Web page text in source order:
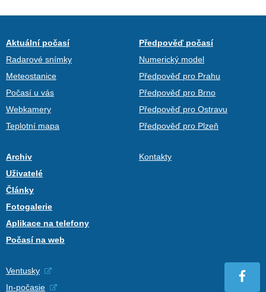
Aktuální počasí
Radarové snímky
Meteostanice
Počasí u vás
Webkamery
Teplotní mapa
Předpověď počasí
Numerický model
Předpověď pro Prahu
Předpověď pro Brno
Předpověď pro Ostravu
Předpověď pro Plzeň
Archiv
Uživatelé
Články
Fotogalerie
Aplikace na telefony
Počasí na web
Kontakty
Ventusky
In-počasie